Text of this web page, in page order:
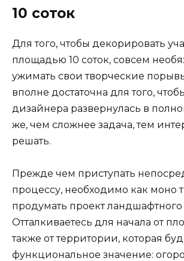
10 соток
Для того, чтобы декорировать
площадью 10 соток, совсем
ужимать свои творческие
вполне достаточна для того,
дизайнера развернулась в
же, чем сложнее задача, тем
решать.
Прежде чем приступать
процессу, необходимо как моно
продумать проект
Отталкиваетесь для начала от
также от территории, которая
функциональное значение: